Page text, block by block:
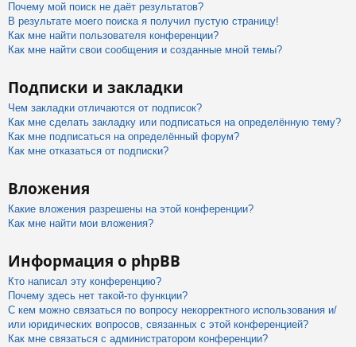
Почему мой поиск не даёт результатов?
В результате моего поиска я получил пустую страницу!
Как мне найти пользователя конференции?
Как мне найти свои сообщения и созданные мной темы?
Подписки и закладки
Чем закладки отличаются от подписок?
Как мне сделать закладку или подписаться на определённую тему?
Как мне подписаться на определённый форум?
Как мне отказаться от подписки?
Вложения
Какие вложения разрешены на этой конференции?
Как мне найти мои вложения?
Информация о phpBB
Кто написал эту конференцию?
Почему здесь нет такой-то функции?
С кем можно связаться по вопросу некорректного использования и/
или юридических вопросов, связанных с этой конференцией?
Как мне связаться с администратором конференции?